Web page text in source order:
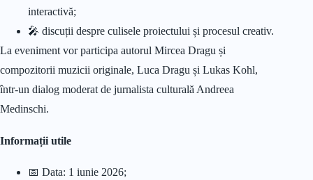
interactivă;
🎤 discuții despre culisele proiectului și procesul creativ.
La eveniment vor participa autorul Mircea Dragu și
compozitorii muzicii originale, Luca Dragu și Lukas Kohl,
într-un dialog moderat de jurnalista culturală Andreea
Medinschi.
Informații utile
📅 Data: 1 iunie 2026;